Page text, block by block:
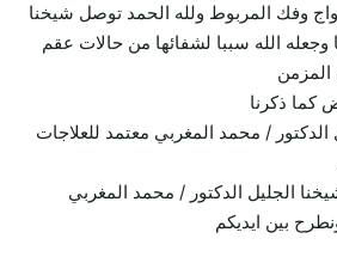
وفك المربوط ولله الحمد توصل شيخنا
الله سببا لشفائها من حالات عقم
كما ذكرنا
الدكتور / محمد المغربي معتمد للعلاجات
الجليل الدكتور / محمد المغربي
بين ايديكم